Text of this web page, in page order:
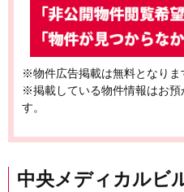
※物件広告掲載は無料となりま
※掲載している物件情報はお預
す。
中央メディカルビ